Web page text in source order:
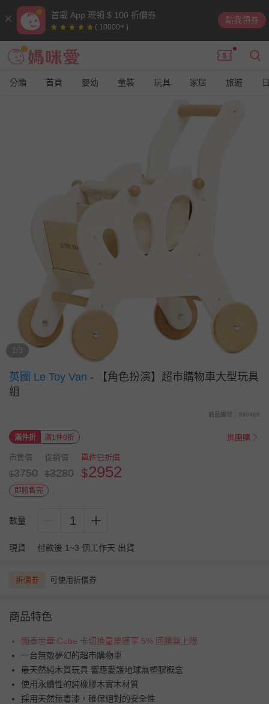
首載 App 現領 $ 100 折價券
( 10000+ )
點我領券
分類 首頁 嬰幼 童裝 玩具 家居 旅遊
1/3
英國 Le Toy Van - 【角色扮演】超市購物車大型玩具
組
商品編號：990469
滿件折 滿1件9折 進團購
市售價
$3750
促銷價
$3280
單件已折價
$2952
即將售完
數量 1
現貨 付款後 1~3 個工作天 出貨
折價券 可使用折價券
商品特色
國泰世華 Cube 卡切換童樂匯享 5% 回饋無上限
一台無敵夢幻的超市購物車
最天然純木質玩具 響應愛護地球無塑膠概念
使用永續性的純橡膠木實木材質
採用天然無毒漆，確保絕對的安全性